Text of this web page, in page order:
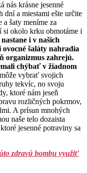
nás krásne jesenné
dní a miestami ešte určite
a šaty meníme za
si okolo krku obmotáme i
i v našich
ovocné šaláty nahradia
organizmus zahrejú.
chýbať v žiadnom
vybrať svojich
tekvíc, no svoju
ktoré nám jeseň
rozličných pokrmov,
A prísun mnohých
naše telo dozaista
jesenné potraviny sa
zdravú bombu využiť